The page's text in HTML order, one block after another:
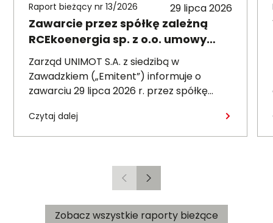
Raport bieżący nr 13/2026 29 lipca 2026
Zawarcie przez spółkę zależną
RCEkoenergia sp. z o.o. umowy
wieloletniej na sprzedaż ciepła do
miasta Czechowice-Dziedzice
Zarząd UNIMOT S.A. z siedzibą w
Zawadzkiem („Emitent”) informuje o
zawarciu 29 lipca 2026 r. przez spółkę
wieloletniej umowy sprzedaży ciepła z
Przedsiębiorstwem Inżynierii Miejskiej sp. z
Dziedzicach („PIM”), dotyczącej sprzedaży
ciepła do miasta Czechowice-Dziedzice
przez RCE („Umowa”).
Czytaj dalej
PoprzedniNastępny
Zobacz wszystkie raporty bieżące